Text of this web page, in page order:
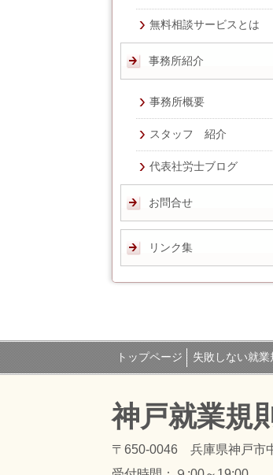
無料相談サービスとは
事務所紹介
事務所概要
スタッフ 紹介
代表社労士ブログ
お問合せ
リンク集
トップページ 失敗しない就
神戸就業規
〒650-0046 兵庫県神戸市